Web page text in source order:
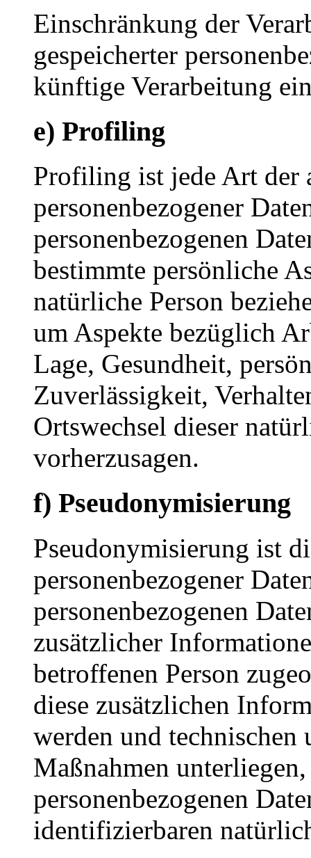
Einschränkung der
gespeicherter
künftige Verarbeitung
e) Profiling
Profiling ist jede Art der
personenbezogener
personenbezogenen
bestimmte persönliche
natürliche Person
um Aspekte bezüglich
Lage, Gesundheit,
Zuverlässigkeit,
Ortswechsel dieser
vorherzusagen.
f) Pseudonymisierung
Pseudonymisierung ist
personenbezogener
personenbezogenen
zusätzlicher
betroffenen Person
diese zusätzlichen
werden und technischen
Maßnahmen
personenbezogenen
identifizierbaren